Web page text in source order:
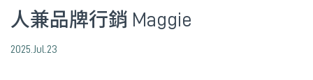
人兼品牌行銷 Maggie
2025.Jul.23